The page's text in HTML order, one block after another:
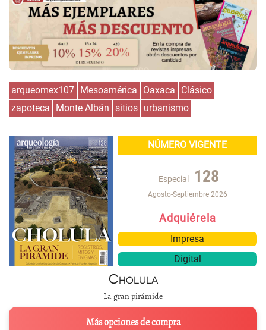
arqueomex107 Mesoamérica Oaxaca
Clásico
zapoteca
Monte Albán sitios urbanismo
NÚMERO VIGENTE
Especial 128
Agosto-Septiembre 2026
Adquiérela
Impresa
Digital
Cholula
La gran pirámide
Más opciones de compra